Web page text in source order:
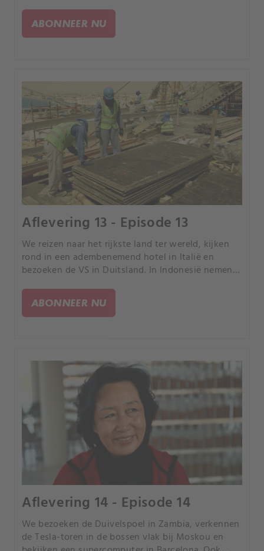
stranden ter wereld.
ABONNEER NU
Aflevering 13 - Episode 13
We reizen naar het rijkste land ter wereld, kijken
rond in een adembenemend hotel in Italië en
bezoeken de VS in Duitsland. In Indonesië nemen
en we ontdekken een onbekende wereld onder
Moskou.
ABONNEER NU
Aflevering 14 - Episode 14
We bezoeken de Duivelspoel in Zambia, verkennen
de Tesla-toren in de bossen vlak bij Moskou en